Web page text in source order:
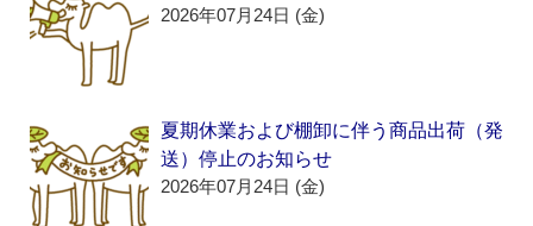
2026年07月24日 (金)
夏期休業および棚卸に伴う商品出荷（発
送）停止のお知らせ
2026年07月24日 (金)